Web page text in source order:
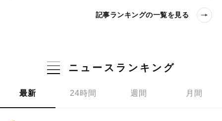
記事ランキングの一覧を見る
ニュースランキング
最新 24時間 週間 月間